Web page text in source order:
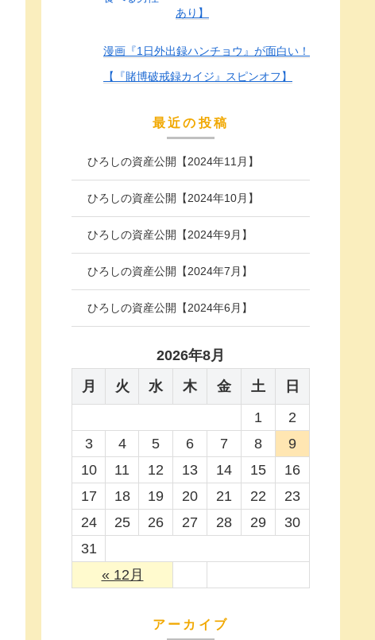
あり】
漫画『1日外出録ハンチョウ』が面白い！
【『賭博破戒録カイジ』スピンオフ】
最近の投稿
ひろしの資産公開【2024年11月】
ひろしの資産公開【2024年10月】
ひろしの資産公開【2024年9月】
ひろしの資産公開【2024年7月】
ひろしの資産公開【2024年6月】
2026年8月
月
火 水 木 金 土 日
« 12月
1
2
3
4 5 6 7 8
9
10
11 12 13 14 15
16
17
18 19 20 21 22
23
24
25 26 27 28 29
30
31
アーカイブ